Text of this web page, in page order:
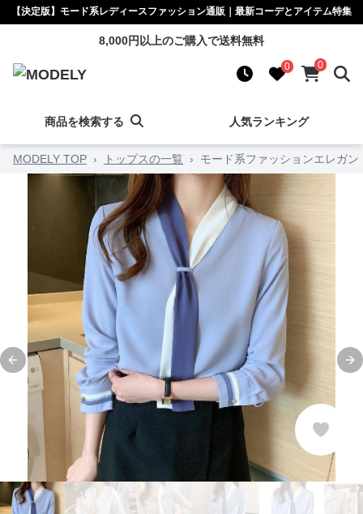
【決定版】モード系レディースファッション通販｜最新コーデとアイテム特集
8,000円以上のご購入で送料無料
0 0
商品を検索する 人気ランキング
MODELY TOP › トップスの一覧 › モード系ファッションエレガ
Previous slide